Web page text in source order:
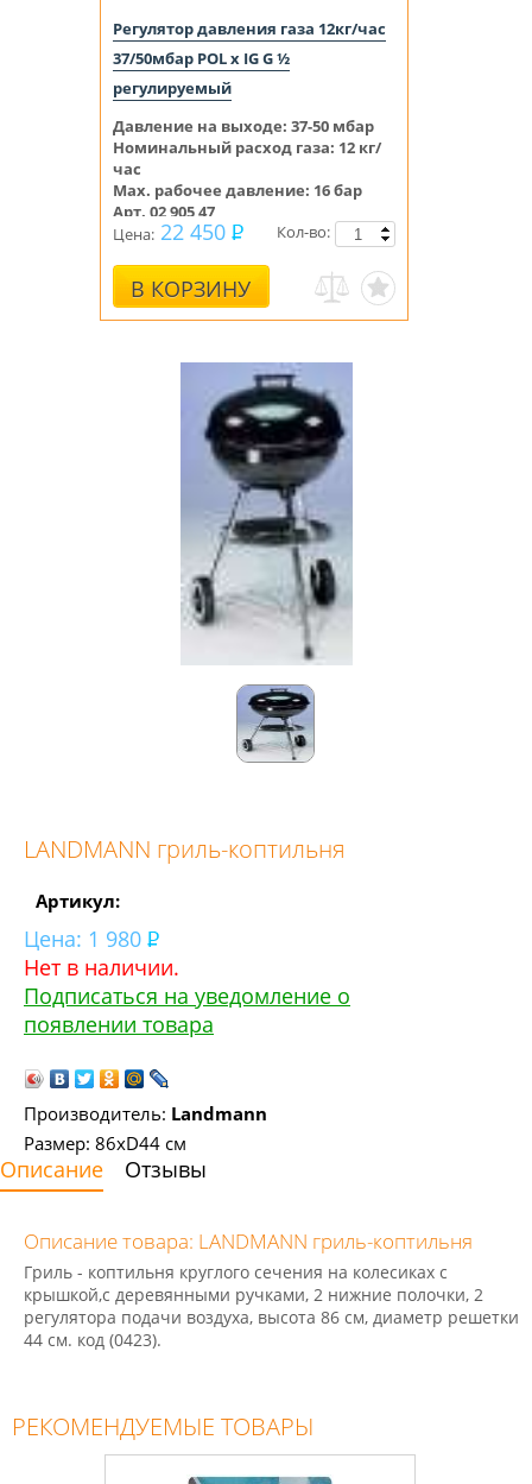
Регулятор давления газа 12кг/час
37/50мбар POL x IG G ½
регулируемый
Давление на выходе: 37-50 мбар
Номинальный расход газа: 12 кг/
час
Max. рабочее давление: 16 бар
Арт. 02 905 47
Цена: 22 450
В КОРЗИНУ
Кол-во:
LANDMANN гриль-коптильня
Артикул:
Цена: 1 980
Нет в наличии.
Подписаться на уведомление о
появлении товара
Производитель: Landmann
Размер: 86хD44 см
Описание Отзывы
Описание товара: LANDMANN гриль-коптильня
Гриль - коптильня круглого сечения на колесиках с
крышкой,с деревянными ручками, 2 нижние полочки, 2
регулятора подачи воздуха, высота 86 см, диаметр решетки
44 см. код (0423).
РЕКОМЕНДУЕМЫЕ ТОВАРЫ